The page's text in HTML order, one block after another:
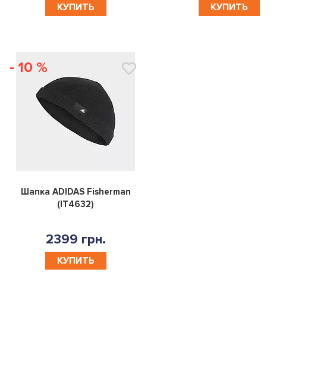
КУПИТЬ КУПИТЬ
- 10 %
0
Шапка ADIDAS Fisherman
(IT4632)
2399 грн.
КУПИТЬ